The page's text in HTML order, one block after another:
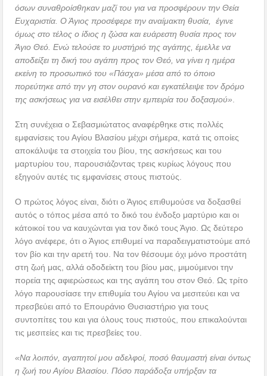
όσων συναθροίσθηκαν μαζί του για να προσφέρουν την Θεία
Ευχαριστία. Ο Άγιος προσέφερε την αναίμακτη θυσία, έγινε
όμως στο τέλος ο ίδιος η ζώσα και ευάρεστη θυσία προς τον
Άγιο Θεό. Ενώ τελούσε το μυστήριό της αγάπης, έμελλε να
αποδείξει τη δική του αγάπη προς τον Θεό, να γίνει η ημέρα
εκείνη το προσωπικό του «Πάσχα» μέσα από το όποιο
πορεύτηκε από την γη στον ουρανό και εγκατέλειψε τον δρόμο
της ασκήσεως για να εισέλθει στην εμπειρία του δοξασμού»
Στη συνέχεια ο Σεβασμιώτατος αναφέρθηκε στις πολλές
εμφανίσεις του Αγίου Βλασίου μέχρι σήμερα, κατά τις οποίες
αποκάλυψε τα στοιχεία του βίου, της ασκήσεως και του
μαρτυρίου του, παρουσιάζοντας τρεις κυρίως λόγους που
εξηγούν αυτές τις εμφανίσεις στους πιστούς.
Ο πρώτος λόγος είναι, διότι ο Άγιος επιθυμούσε να δοξασθεί
αυτός ο τόπος μέσα από το δικό του ένδοξο μαρτύριο και οι
κάτοικοί του να καυχώνται για τον δικό τους Άγιο. Ως δεύτερο
λόγο ανέφερε, ότι ο Άγιος επιθυμεί να παραδειγματιστούμε από
τον βίο και την αρετή του. Να τον θέσουμε όχι μόνο προστάτη
στη ζωή μας, αλλά οδοδείκτη του βίου μας, μιμούμενοι την
πορεία της αφιερώσεως και της αγάπη του στον Θεό. Ως τρίτο
λόγο παρουσίασε την επιθυμία του Αγίου να μεσιτεύει και να
πρεσβεύει από το Επουράνιο Θυσιαστήριο για τους
συντοπίτες του και για όλους τους πιστούς, που επικαλούνται
τις μεσιτείες και τις πρεσβείες του.
«Να λοιπόν, αγαπητοί μου αδελφοί, ποσό θαυμαστή είναι όντως
η ζωή του Αγίου Βλασίου. Πόσο παράδοξα υπήρξαν τα